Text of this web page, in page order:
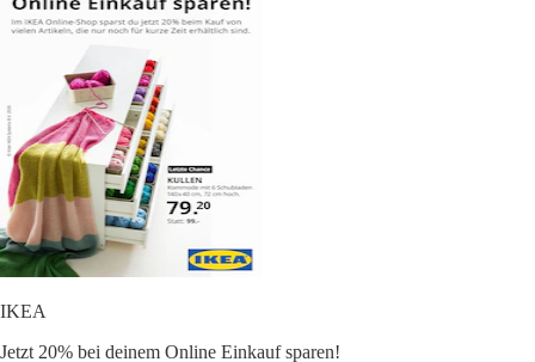
IKEA
Jetzt 20% bei deinem Online Einkauf sparen!